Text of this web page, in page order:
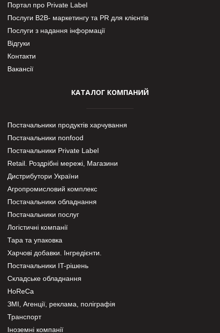
Портал про Private Label
Послуги В2В- маркетингу та PR для клієнтів
Послуги з надання інформації
Відгуки
Контакти
Вакансії
КАТАЛОГ КОМПАНИЙ
Постачальники продуктів харчування
Постачальники nonfood
Постачальники Private Label
Retail. Роздрібні мережі, Магазини
Дистрибутори України
Агропромисловий комплекс
Постачальники обладнання
Постачальники послуг
Логістичні компанії
Тара та упаковка
Харчові добавки. Інгредієнти.
Постачальники IT-рішень
Складське обладнання
HoReCa
ЗМІ, Агенції, реклама, поліграфія
Транспорт
Іноземні компанії